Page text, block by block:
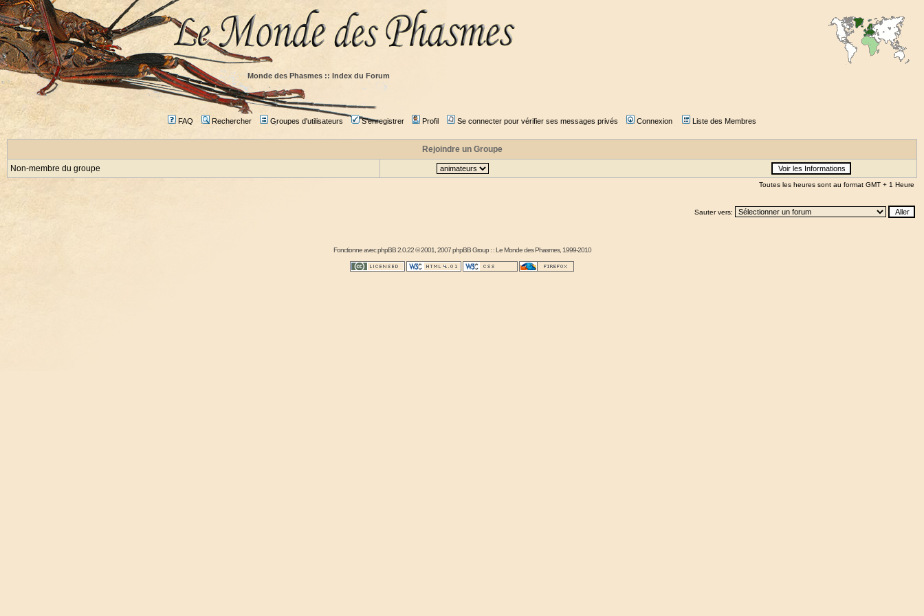
Monde des Phasmes :: Index du Forum
FAQ Rechercher Groupes d'utilisateurs S'enregistrer Profil Se connecter pour vérifier ses messages privés Connexion Liste des Membres
Rejoindre un Groupe
Non-membre du groupe
Toutes les heures sont au format GMT + 1 Heure
Sauter vers:
Fonctionne avecphpBB2.0.22 © 2001, 2007 phpBB Group : :Le Monde des Phasmes, 1999-2010